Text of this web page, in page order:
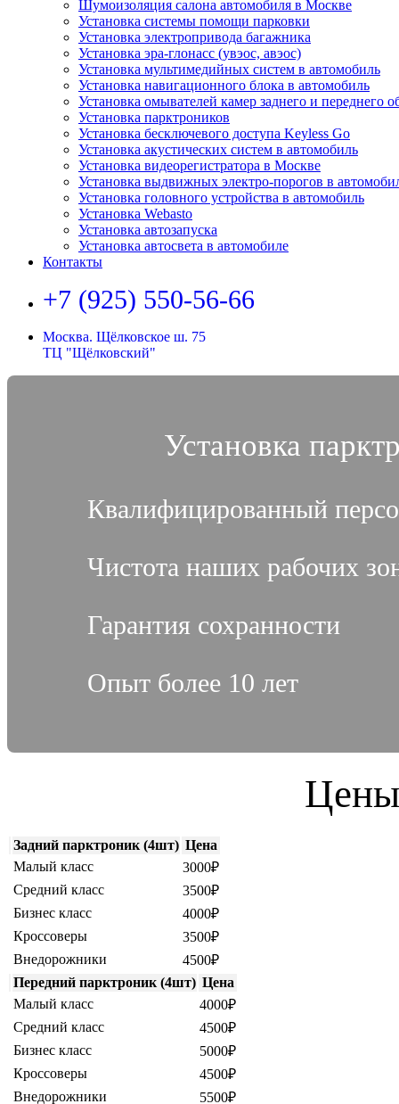
Шумоизоляция салона автомобиля в Москве
Установка системы помощи парковки
Установка электропривода багажника
Установка эра-глонасс (увэос, авэос)
Установка мультимедийных систем в автомобиль
Установка навигационного блока в автомобиль
Установка омывателей камер заднего и переднего
Установка парктроников
Установка бесключевого доступа Keyless Go
Установка акустических систем в автомобиль
Установка видеорегистратора в Москве
Установка выдвижных электро-порогов в
Установка головного устройства в автомобиль
Установка Webasto
Установка автозапуска
Установка автосвета в автомобиле
Контакты
+7 (925) 550-56-66
Москва. Щёлковское ш. 75
ТЦ "Щёлковский"
Установка
Квалифицированный
Чистота наших рабочих
Гарантия сохранности
Опыт более 10 лет
Цены
Задний парктроник (4шт) Цена
Малый класс
3000₽
Средний класс
3500₽
Бизнес класс
4000₽
Кроссоверы
3500₽
Внедорожники
4500₽
Передний парктроник (4шт) Цена
Малый класс
4000₽
Средний класс
4500₽
Бизнес класс
5000₽
Кроссоверы
4500₽
Внедорожники
5500₽